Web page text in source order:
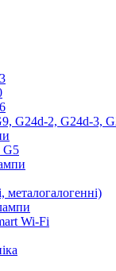
G24d-2, G24d-3,
G5
металогалогенні)
Wi-Fi